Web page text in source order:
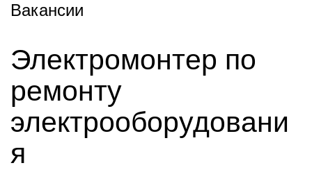
Вакансии
Электромонтер по
ремонту
электрооборудовани
я